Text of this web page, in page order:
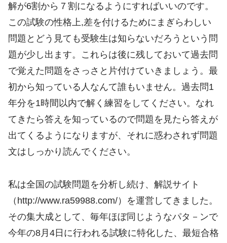
解が6割から７割になるようにすればいいのです。
この試験の性格上,差を付けるためにまぎらわしい
問題とどう見ても受験生は知らないだろうという問
題が少し出ます。これらは後に残しておいて過去問
で覚えた問題をさっさと片付けていきましょう。最
初から知っている人なんて誰もいません。過去問1
年分を1時間以内で解く練習をしてください。なれ
てきたら答えを知っているので問題を見たら答えが
出てくるようになりますが、それに惑わされず問題
文はしっかり読んでください。
私は全国の試験問題を分析し続け、解説サイト
（http://www.ra59988.com/）を運営してきました。
その集大成として、毎年ほぼ同じようなパタ－ンで
今年の8月4日に行われる試験に特化した、最短合格